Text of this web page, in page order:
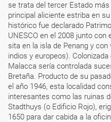
se trata del tercer Estado
principal aliciente estriba en
histórico fue declarado
UNESCO en el 2008 junto con
sita en la isla de Penang y
indios y europeos).
Malacca sería controlada
Bretaña. Producto de su
el año 1946, esta localidad
interesantes como las ruinas
Stadthuys (o Edificio Rojo),
1650 para dar cabida a la